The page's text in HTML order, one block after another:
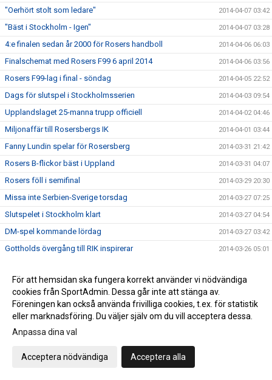
"Oerhört stolt som ledare" 2014-04-07 03:42
"Bäst i Stockholm - Igen" 2014-04-07 03:28
4:e finalen sedan år 2000 för Rosers handboll 2014-04-06 06:03
Finalschemat med Rosers F99 6 april 2014 2014-04-06 03:56
Rosers F99-lag i final - söndag 2014-04-05 22:52
Dags för slutspel i Stockholmsserien 2014-04-03 09:54
Upplandslaget 25-manna trupp officiell 2014-04-02 04:46
Miljonaffär till Rosersbergs IK 2014-04-01 03:44
Fanny Lundin spelar för Rosersberg 2014-03-31 21:42
Rosers B-flickor bäst i Uppland 2014-03-31 04:07
Rosers föll i semifinal 2014-03-29 20:30
Missa inte Serbien-Sverige torsdag 2014-03-27 07:25
Slutspelet i Stockholm klart 2014-03-27 04:54
DM-spel kommande lördag 2014-03-27 03:42
Gottholds övergång till RIK inspirerar 2014-03-26 05:01
Kristin tränar med Island 2014-03-24 08:57
Ånyo mycket mål när RIK vann 2014-03-24 07:33
Hellström svarade för succé när RIK vann 2014-03-24 03:53
"Sista grundseriematcherna söndag"
Fullträff mot Skånela IF för Rosers-tjejer
Rosersberg tar en hedrande tredje plats
För att hemsidan ska fungera korrekt använder vi nödvändiga
cookies från SportAdmin. Dessa går inte att stänga av.
Föreningen kan också använda frivilliga cookies, t.ex. för statistik
eller marknadsföring. Du väljer själv om du vill acceptera dessa.
Anpassa dina val
Acceptera nödvändiga Acceptera alla